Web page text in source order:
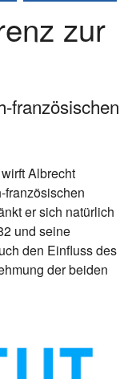
zur
französischen
Albrecht
französischen
er sich natürlich
und seine
den Einfluss des
der beiden